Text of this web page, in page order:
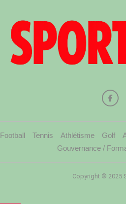
Football Tennis Athlétisme Golf
Gouvernance /
Copyright © 2025